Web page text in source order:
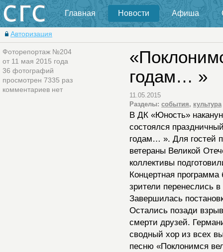
Главная Новости Афиша
Авторизация
Фоторепортаж №204
от 11 мая 2015 года
36 фотографий
просмотрен 7335 раз
комментариев нет
годам… »
11.05.2015
Разделы: события, культура
В ДК «Юность»
состоялся
годам… ». Для гостей
ветераны Великой
коллективы
Концертная
зрители перенеслись
Завершилась
Остались позади
смерти друзей.
сводный хор из всех
песню «Поклонимся